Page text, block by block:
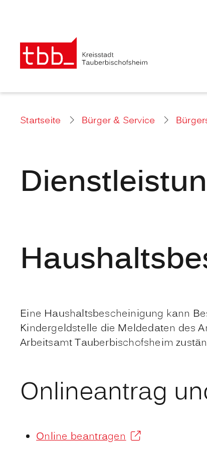
Startseite Bürger & Service
Eine Haushaltsbescheinigung kann
Kindergeldstelle die Meldedaten des
Arbeitsamt Tauberbischofsheim
Onlineantrag
Online beantragen